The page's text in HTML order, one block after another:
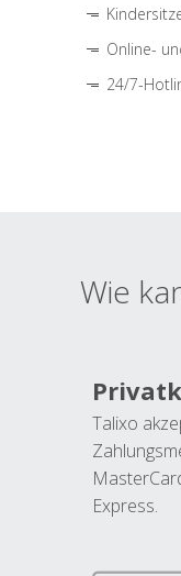
Online-
24/7-
Wie
Talixo
Express.